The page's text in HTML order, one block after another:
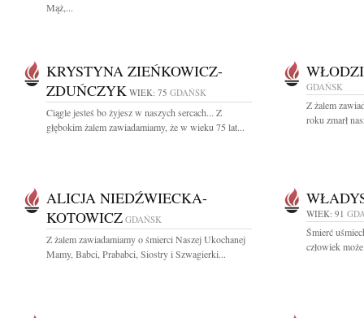
Mąż,...
KRYSTYNA ZIEŃKOWICZ-
ZDUŃCZYK WIEK: 75 GDAŃSK
Ciągle jesteś bo żyjesz w naszych sercach... Z
głębokim żalem zawiadamiamy, że w wieku 75 lat...
GDAŃSK
Z żalem
roku zmarł
ALICJA NIEDŹWIECKA-
KOTOWICZ GDAŃSK
Z żalem zawiadamiamy o śmierci Naszej Ukochanej
Mamy, Babci, Prababci, Siostry i Szwagierki...
WIEK: 91
Śmierć
człowiek